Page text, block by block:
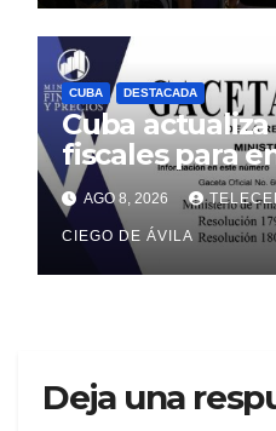
CUBA DESTACADA
Cuba
fiscales para
renovables
sectores
AGO 8, 2026
CIEGO DE ÁVILA
Deja una